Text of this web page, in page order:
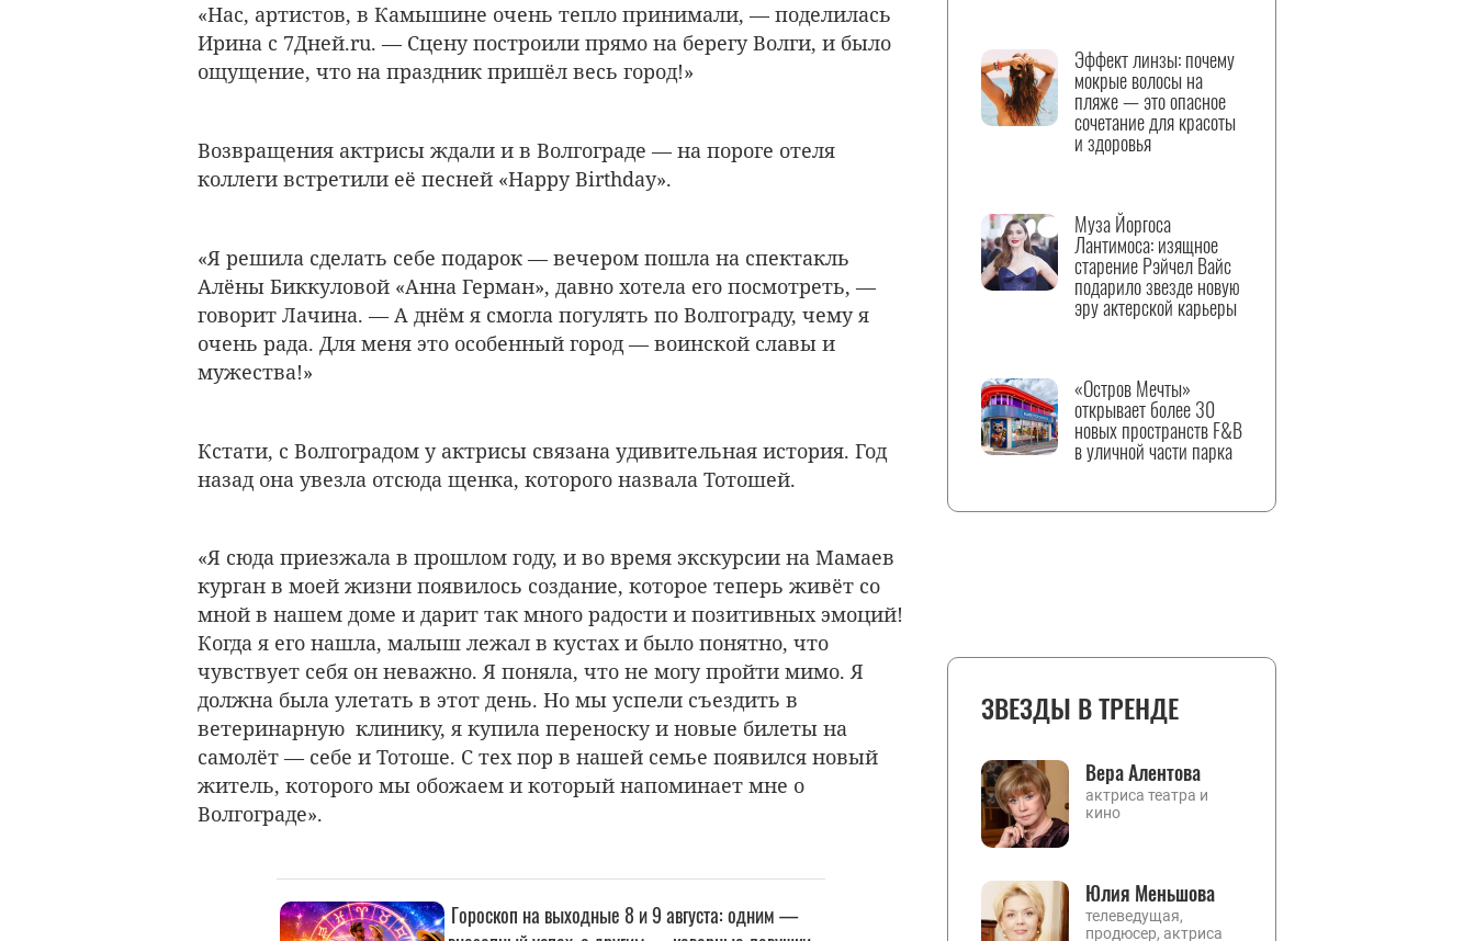
«Нас, артистов, в Камышине очень тепло принимали, — поделилась
Ирина с 7Дней.ru. — Сцену построили прямо на берегу Волги, и было
ощущение, что на праздник пришёл весь город!»
Возвращения актрисы ждали и в Волгограде — на пороге отеля
коллеги встретили её песней «Happy Birthday».
«Я решила сделать себе подарок — вечером пошла на спектакль
Алёны Биккуловой «Анна Герман», давно хотела его посмотреть, —
говорит Лачина. — А днём я смогла погулять по Волгограду, чему я
очень рада. Для меня это особенный город — воинской славы и
мужества!»
Кстати, с Волгоградом у актрисы связана удивительная история. Год
назад она увезла отсюда щенка, которого назвала Тотошей.
«Я сюда приезжала в прошлом году, и во время экскурсии на Мамаев
курган в моей жизни появилось создание, которое теперь живёт со
мной в нашем доме и дарит так много радости и позитивных эмоций!
Когда я его нашла, малыш лежал в кустах и было понятно, что
чувствует себя он неважно. Я поняла, что не могу пройти мимо. Я
должна была улетать в этот день. Но мы успели съездить в
ветеринарную клинику, я купила переноску и новые билеты на
самолёт — себе и Тотоше. С тех пор в нашей семье появился новый
житель, которого мы обожаем и который напоминает мне о
Волгограде».
Эффект линзы: почему
мокрые волосы на
пляже — это опасное
сочетание для красоты
и здоровья
Муза Йоргоса
Лантимоса: изящное
старение Рэйчел Вайс
подарило звезде новую
эру актерской карьеры
«Остров Мечты»
открывает более 30
новых пространств F&B
в уличной части парка
ЗВЕЗДЫ В ТРЕНДЕ
Вера Алентова
актриса театра и
кино
Юлия Меньшова
телеведущая,
продюсер, актриса